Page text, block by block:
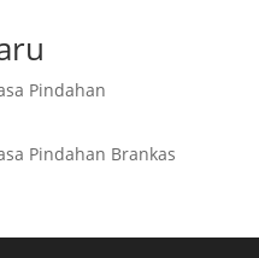
Pindahan
Pindahan Brankas